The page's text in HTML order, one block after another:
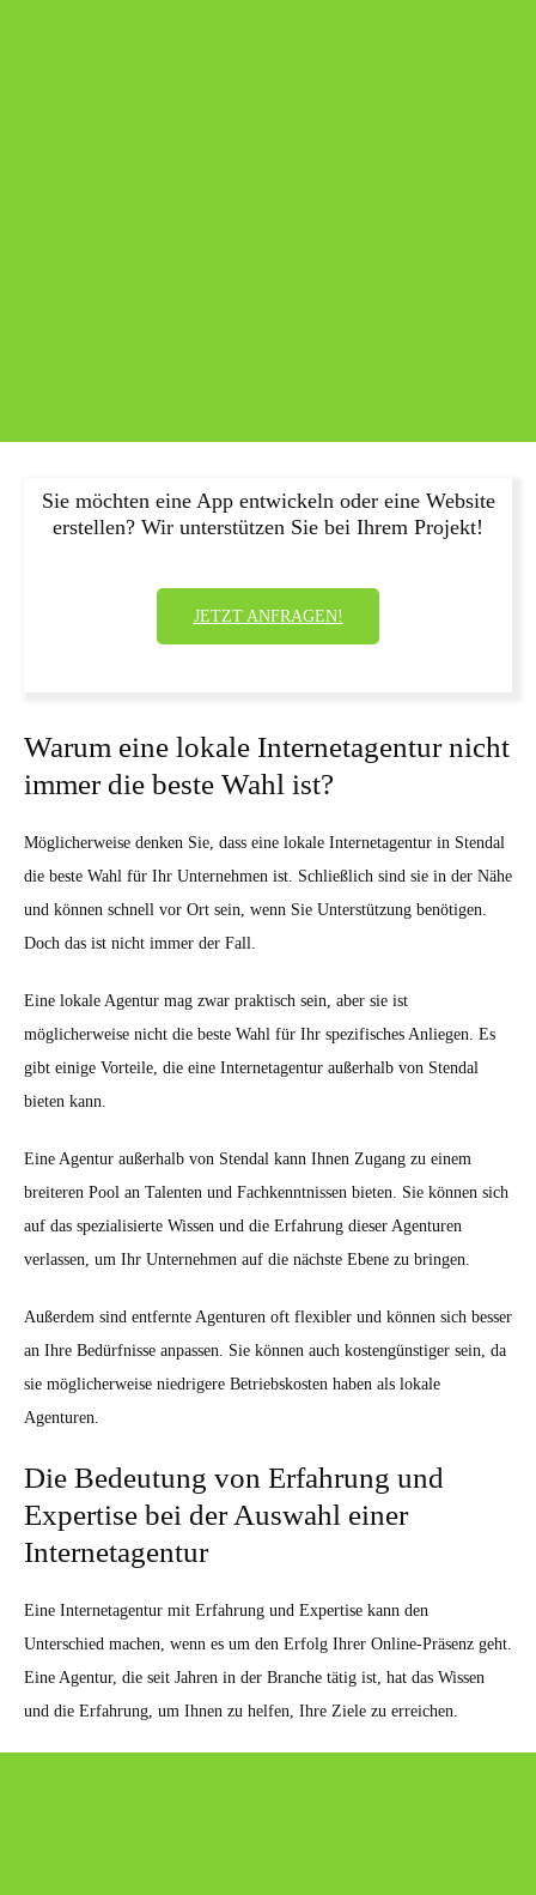
Sie möchten eine App entwickeln oder eine Website
erstellen? Wir unterstützen Sie bei Ihrem Projekt!
JETZT ANFRAGEN!
Warum eine lokale Internetagentur nicht
immer die beste Wahl ist?
Möglicherweise denken Sie, dass eine lokale Internetagentur in Stendal
die beste Wahl für Ihr Unternehmen ist. Schließlich sind sie in der Nähe
und können schnell vor Ort sein, wenn Sie Unterstützung benötigen.
Doch das ist nicht immer der Fall.
Eine lokale Agentur mag zwar praktisch sein, aber sie ist
möglicherweise nicht die beste Wahl für Ihr spezifisches Anliegen. Es
gibt einige Vorteile, die eine Internetagentur außerhalb von Stendal
bieten kann.
Eine Agentur außerhalb von Stendal kann Ihnen Zugang zu einem
breiteren Pool an Talenten und Fachkenntnissen bieten. Sie können sich
auf das spezialisierte Wissen und die Erfahrung dieser Agenturen
verlassen, um Ihr Unternehmen auf die nächste Ebene zu bringen.
Außerdem sind entfernte Agenturen oft flexibler und können sich besser
an Ihre Bedürfnisse anpassen. Sie können auch kostengünstiger sein, da
sie möglicherweise niedrigere Betriebskosten haben als lokale
Agenturen.
Die Bedeutung von Erfahrung und
Expertise bei der Auswahl einer
Internetagentur
Eine Internetagentur mit Erfahrung und Expertise kann den
Unterschied machen, wenn es um den Erfolg Ihrer Online-Präsenz geht.
Eine Agentur, die seit Jahren in der Branche tätig ist, hat das Wissen
und die Erfahrung, um Ihnen zu helfen, Ihre Ziele zu erreichen.